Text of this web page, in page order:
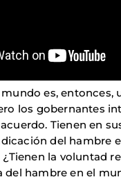
es, entonces,
los gobernantes
Tienen en
del hambre
la voluntad
del hambre en el